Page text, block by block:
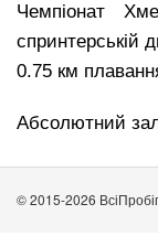
Чемпіонат
спринтерській
0.75 км
Абсолютний
© 2015-2026